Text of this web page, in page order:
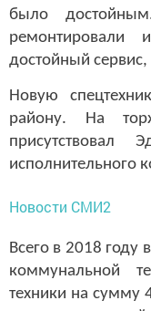
было
ремонтировали
достойный
Новую
району. На
присутствовал
исполнительного
Новости СМИ2
Всего в 2018 году
коммунальной
техники на сумму